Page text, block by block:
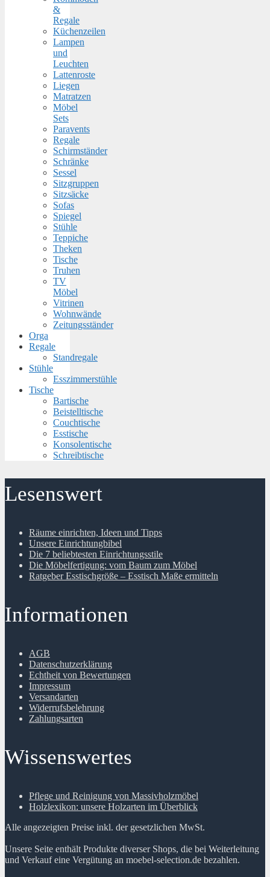
&
Regale
Küchenzeilen
Lampen
und
Leuchten
Lattenroste
Liegen
Matratzen
Möbel
Sets
Paravents
Regale
Schirmständer
Schränke
Sessel
Sitzgruppen
Sitzsäcke
Sofas
Spiegel
Stühle
Teppiche
Theken
Tische
Truhen
TV
Möbel
Vitrinen
Wohnwände
Zeitungsständer
Orga
Regale
Standregale
Stühle
Esszimmerstühle
Tische
Bartische
Beistelltische
Couchtische
Esstische
Konsolentische
Schreibtische
Lesenswert
Räume einrichten, Ideen und Tipps
Unsere Einrichtungbibel
Die 7 beliebtesten Einrichtungsstile
Die Möbelfertigung: vom Baum zum Möbel
Ratgeber Esstischgröße – Esstisch Maße ermitteln
Informationen
AGB
Datenschutzerklärung
Echtheit von Bewertungen
Impressum
Versandarten
Widerrufsbelehrung
Zahlungsarten
Wissenswertes
Pflege und Reinigung von Massivholzmöbel
Holzlexikon: unsere Holzarten im Überblick
Alle angezeigten Preise inkl. der gesetzlichen MwSt.
Unsere Seite enthält Produkte diverser Shops, die bei Weiterleitung
und Verkauf eine Vergütung an moebel-selection.de bezahlen.